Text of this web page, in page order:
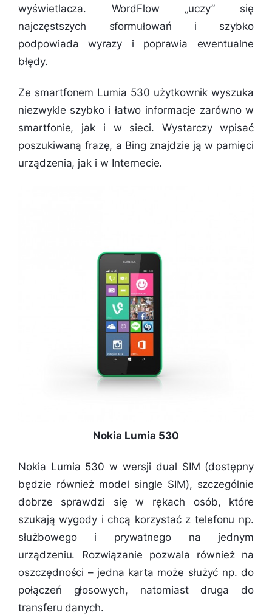
wyświetlacza. WordFlow „uczy” się
najczęstszych sformułowań i szybko
podpowiada wyrazy i poprawia ewentualne
błędy.
Ze smartfonem Lumia 530 użytkownik wyszuka
niezwykle szybko i łatwo informacje zarówno w
smartfonie, jak i w sieci. Wystarczy wpisać
poszukiwaną frazę, a Bing znajdzie ją w pamięci
urządzenia, jak i w Internecie.
Nokia Lumia 530
Nokia Lumia 530 w wersji dual SIM (dostępny
będzie również model single SIM), szczególnie
dobrze sprawdzi się w rękach osób, które
szukają wygody i chcą korzystać z telefonu np.
służbowego i prywatnego na jednym
urządzeniu. Rozwiązanie pozwala również na
oszczędności – jedna karta może służyć np. do
połączeń głosowych, natomiast druga do
transferu danych.